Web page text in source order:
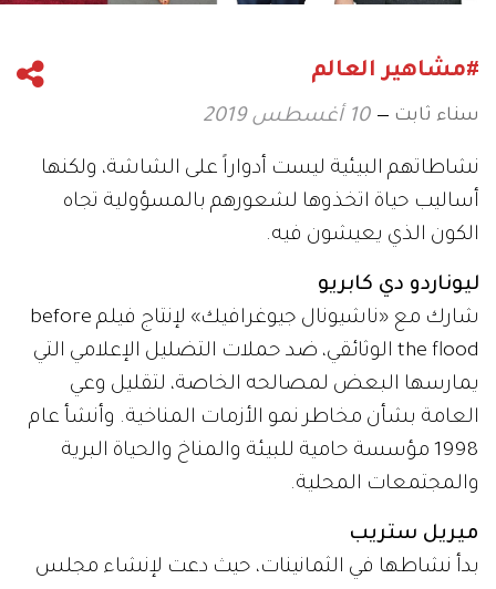
#مشاهير العالم
سناء ثابت 10 أغسطس 2019
نشاطاتهم البيئية ليست أدواراً على الشاشة، ولكنها
أساليب حياة اتخذوها لشعورهم بالمسؤولية تجاه
الكون الذي يعيشون فيه.
ليوناردو دي كابريو
شارك مع «ناشيونال جيوغرافيك» لإنتاج فيلم before
the flood الوثائقي، ضد حملات التضليل الإعلامي التي
يمارسها البعض لمصالحه الخاصة، لتقليل وعي
العامة بشأن مخاطر نمو الأزمات المناخية. وأنشأ عام
1998 مؤسسة حامية للبيئة والمناخ والحياة البرية
والمجتمعات المحلية.
ميريل ستريب
بدأ نشاطها في الثمانينات، حيث دعت لإنشاء مجلس